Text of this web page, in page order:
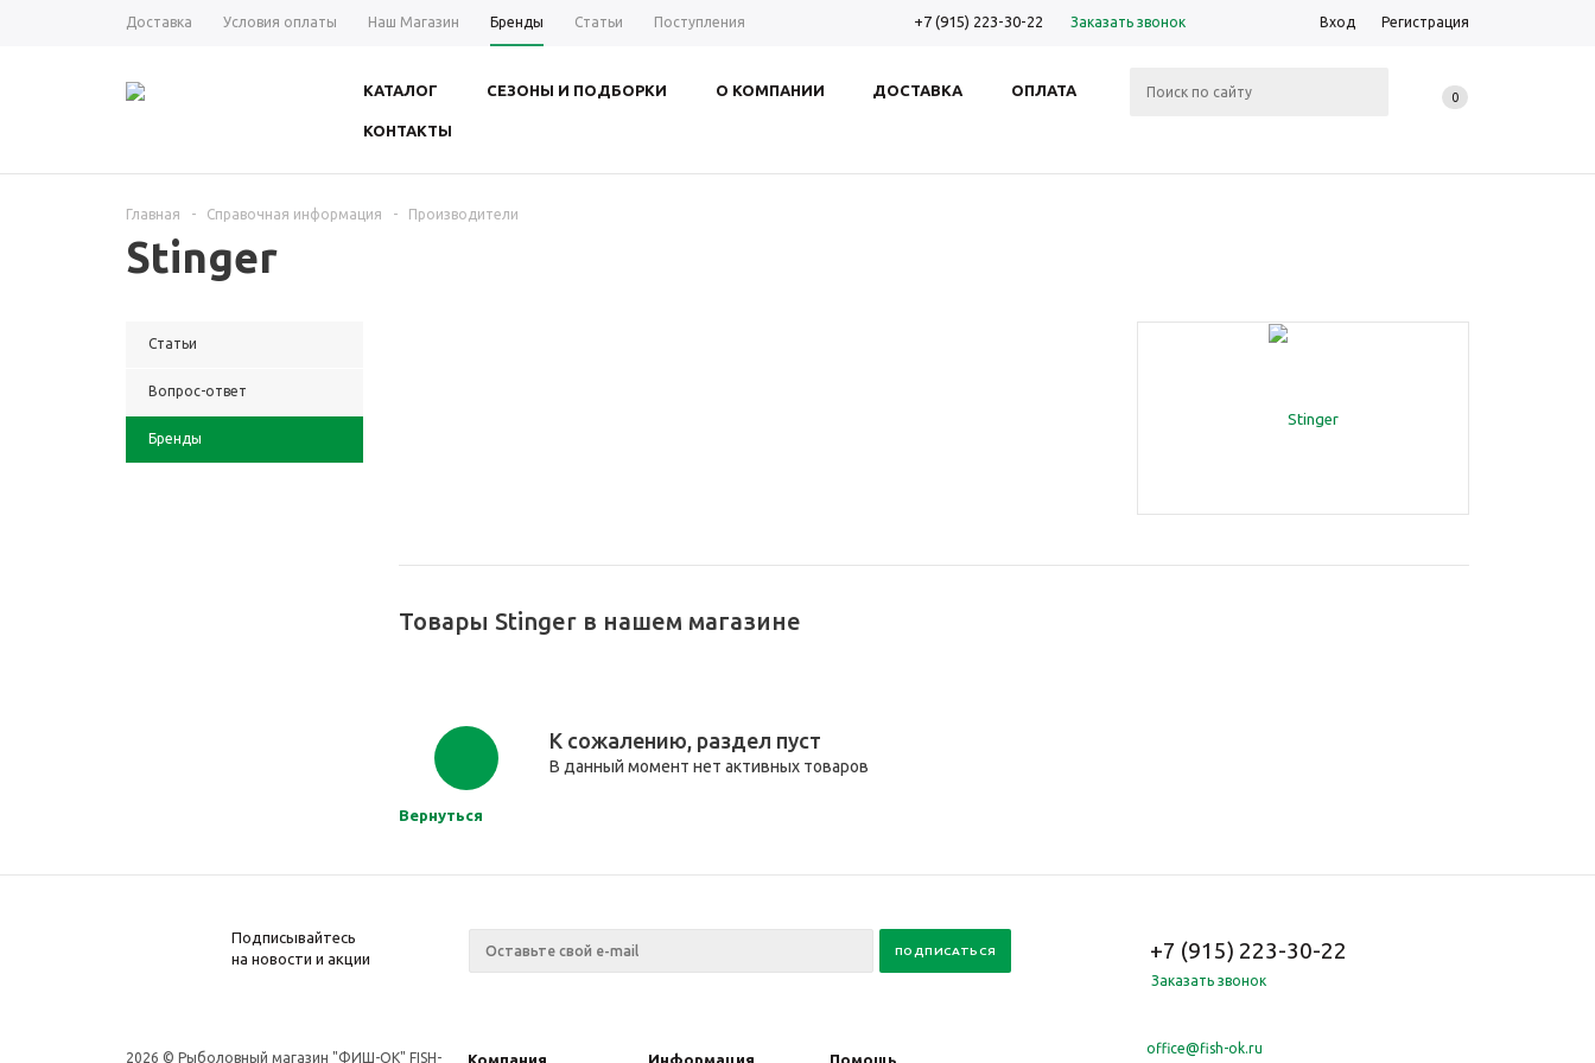
Доставка Условия оплаты Наш Магазин Бренды Статьи Поступления +7 (915) 223-30-22 Заказать звонок Вход Регистрация
КАТАЛОГ СЕЗОНЫ И ПОДБОРКИ О КОМПАНИИ ДОСТАВКА ОПЛАТА
КОНТАКТЫ
0
Главная - Справочная информация - Производители
Stinger
Статьи
Вопрос-ответ
Бренды
Товары Stinger в нашем магазине
К сожалению, раздел пуст
В данный момент нет активных товаров
Вернуться
Подписывайтесь
на новости и акции
+7 (915) 223-30-22
Заказать звонок
2026 © Рыболовный магазин "ФИШ-OK" FISH- Компания Информация Помощь
office@fish-ok.ru